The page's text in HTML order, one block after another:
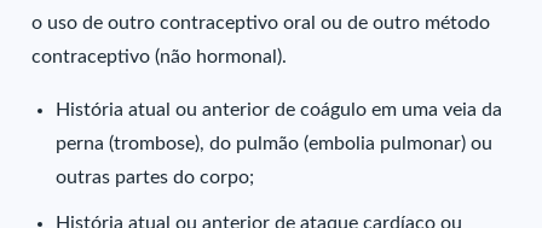
o uso de outro contraceptivo oral ou de outro método
contraceptivo (não hormonal).
História atual ou anterior de coágulo em uma veia da
perna (trombose), do pulmão (embolia pulmonar) ou
outras partes do corpo;
História atual ou anterior de ataque cardíaco ou